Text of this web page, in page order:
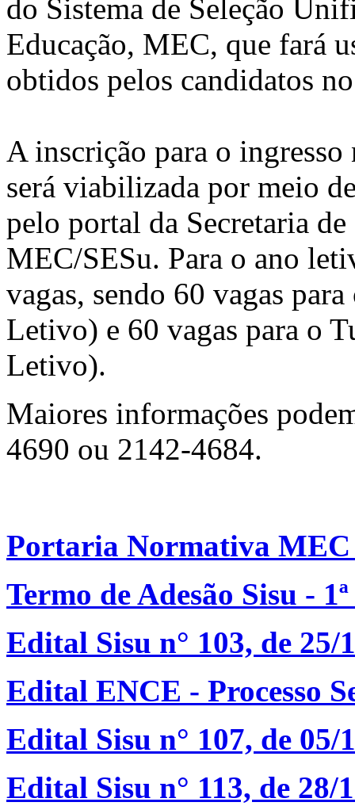
do Sistema de Seleção
Educação, MEC, que fará
obtidos pelos candidatos
A inscrição para o
será viabilizada por meio
pelo portal da Secretaria
MEC/SESu. Para o ano
vagas, sendo 60 vagas
Letivo) e 60 vagas para o
Letivo).
Maiores informações
4690 ou 2142-4684.
Portaria Normativa MEC
Termo de Adesão Sisu -
Edital Sisu n° 103, de 25/
Edital ENCE - Processo
Edital Sisu n° 107, de 05/
Edital Sisu n° 113, de 28/